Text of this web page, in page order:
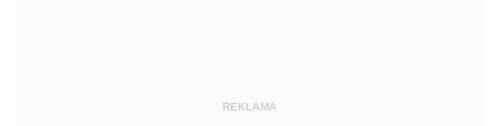
REKLAMA